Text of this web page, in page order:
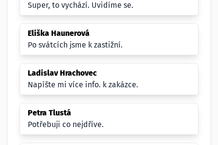
Super, to vychází. Uvidíme se.
Eliška Haunerová
Po svátcích jsme k zastižní.
Ladislav Hrachovec
Napíšte mi více info. k zakázce.
Petra Tlustá
Potřebuji co nejdříve.